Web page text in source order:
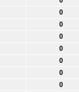
0
0
0
0
0
0
0